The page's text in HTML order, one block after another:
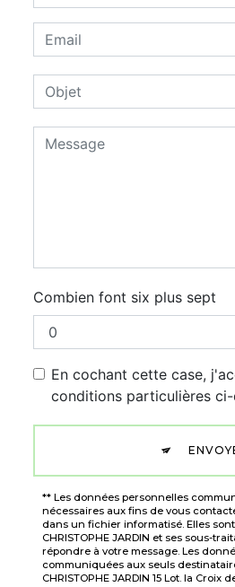
Combien font six plus sept
En cochant cette case,
conditions particulières
** Les données personnelles
nécessaires aux fins de vous
dans un fichier informatisé. Elles
CHRISTOPHE JARDIN et ses sous-
répondre à votre message. Les
communiquées aux seuls
CHRISTOPHE JARDIN 15 Lot. la Croix